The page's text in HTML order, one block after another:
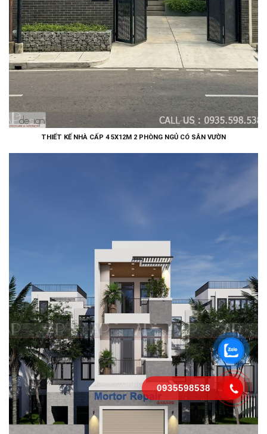
THIẾT KẾ NHÀ CẤP 4 5X12M 2 PHÒNG NGỦ CÓ SÂN VƯỜN
0935598538